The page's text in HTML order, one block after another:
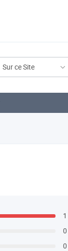
Sur ce Site
1
0
0